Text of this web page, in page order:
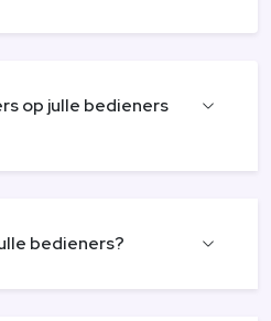
op julle bedieners
bedieners?